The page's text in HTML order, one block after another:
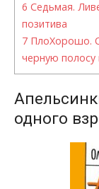
6 Седьмая.
позитива
7 ПлоХорошо.
черную полосу
одного